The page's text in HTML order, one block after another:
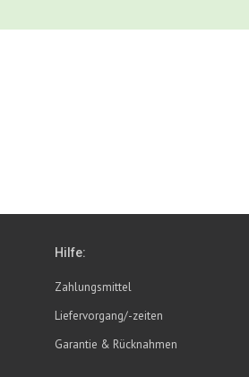
Hilfe:
Zahlungsmittel
Liefervorgang/-zeiten
Garantie & Rücknahmen